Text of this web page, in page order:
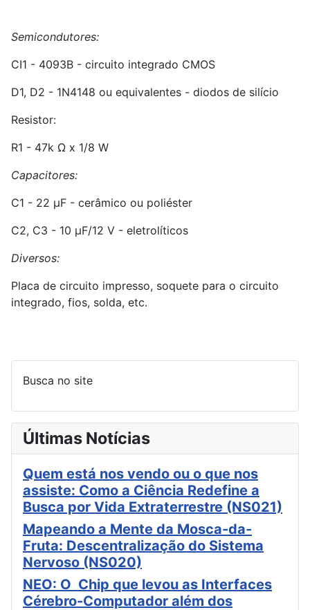
Semicondutores:
CI1 - 4093B - circuito integrado CMOS
D1, D2 - 1N4148 ou equivalentes - diodos de silício
Resistor:
R1 - 47k Ω x 1/8 W
Capacitores:
C1 - 22 µF - cerâmico ou poliéster
C2, C3 - 10 µF/12 V - eletrolíticos
Diversos:
Placa de circuito impresso, soquete para o circuito
integrado, fios, solda, etc.
Busca no site
Últimas Notícias
Quem está nos vendo ou o que nos
assiste: Como a Ciência Redefine a
Busca por Vida Extraterrestre (NS021)
Mapeando a Mente da Mosca-da-
Fruta: Descentralização do Sistema
Nervoso (NS020)
NEO: O Chip que levou as Interfaces
Cérebro-Computador além dos